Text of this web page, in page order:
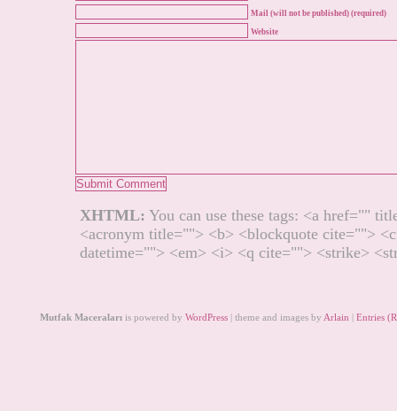
Mail (will not be published) (required)
Website
XHTML: You can use these tags: <a href=""
<acronym title=""> <b> <blockquote cite="">
datetime=""> <em> <i> <q cite=""> <strike>
Mutfak Maceraları is powered by WordPress | theme and images by Arlain | Entries